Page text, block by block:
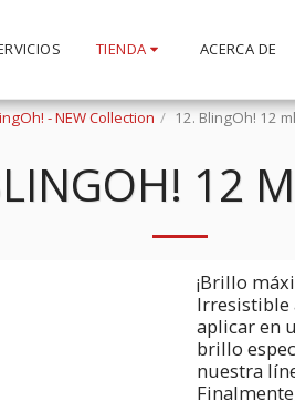
TIENDA ACERCA DE
- NEW Collection 12. BlingOh! 12
12
¡Brillo
Irresistible
aplicar en
brillo
nuestra